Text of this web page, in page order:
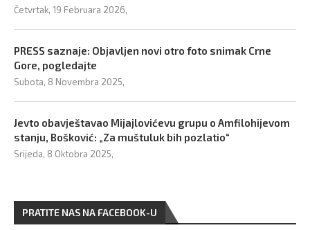
Četvrtak, 19 Februara 2026,
PRESS saznaje: Objavljen novi otro foto snimak Crne
Gore, pogledajte
Subota, 8 Novembra 2025,
Jevto obavještavao Mijajlovićevu grupu o Amfilohijevom
stanju, Bošković: „Za muštuluk bih pozlatio“
Srijeda, 8 Oktobra 2025,
PRATITE NAS NA FACEBOOK-U